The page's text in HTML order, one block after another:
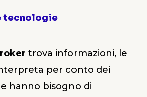
tecnologie
trova informazioni, le
per conto dei
hanno bisogno di